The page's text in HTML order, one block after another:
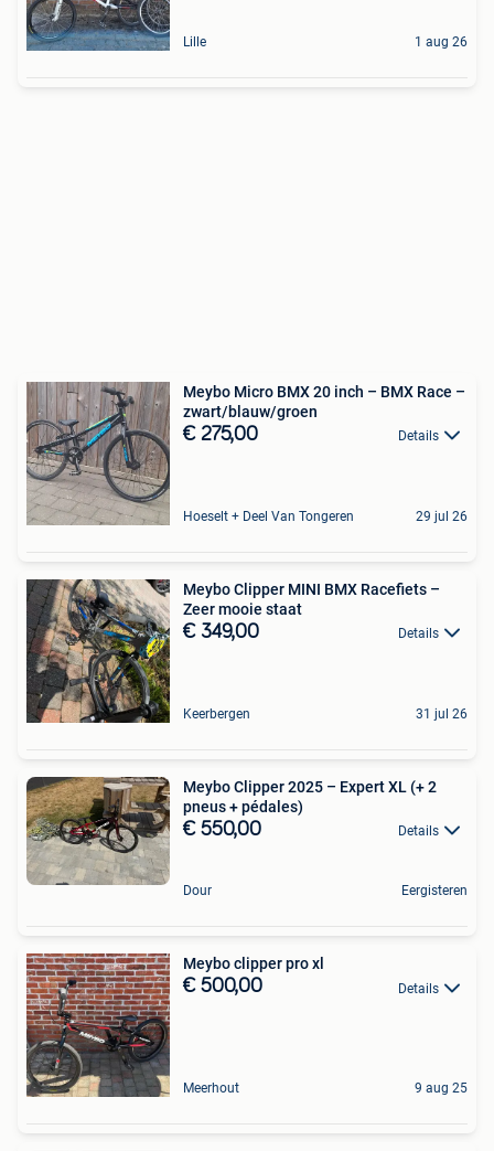
Lille 1 aug 26
Meybo Micro BMX 20 inch – BMX Race –
zwart/blauw/groen
€ 275,00 Details
Hoeselt + Deel Van Tongeren 29 jul 26
Meybo Clipper MINI BMX Racefiets –
Zeer mooie staat
€ 349,00 Details
Keerbergen 31 jul 26
Meybo Clipper 2025 – Expert XL (+ 2
pneus + pédales)
€ 550,00 Details
Dour Eergisteren
Meybo clipper pro xl
€ 500,00 Details
Meerhout 9 aug 25